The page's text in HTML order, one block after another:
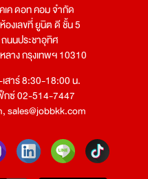
เค ดอท คอม จำกัด
องเลขที่ ยูนิต ดี ชั้น 5
นนประชาอุทิศ
ลาง กรุงเทพฯ 10310
สาร์ 8:30-18:00 น.
กซ์ 02-514-7447
,sales@jobbkk.com